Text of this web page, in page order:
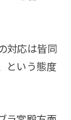
対応は皆同
という態度